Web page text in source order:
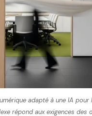
adapté à une IA pour
répond aux exigences des